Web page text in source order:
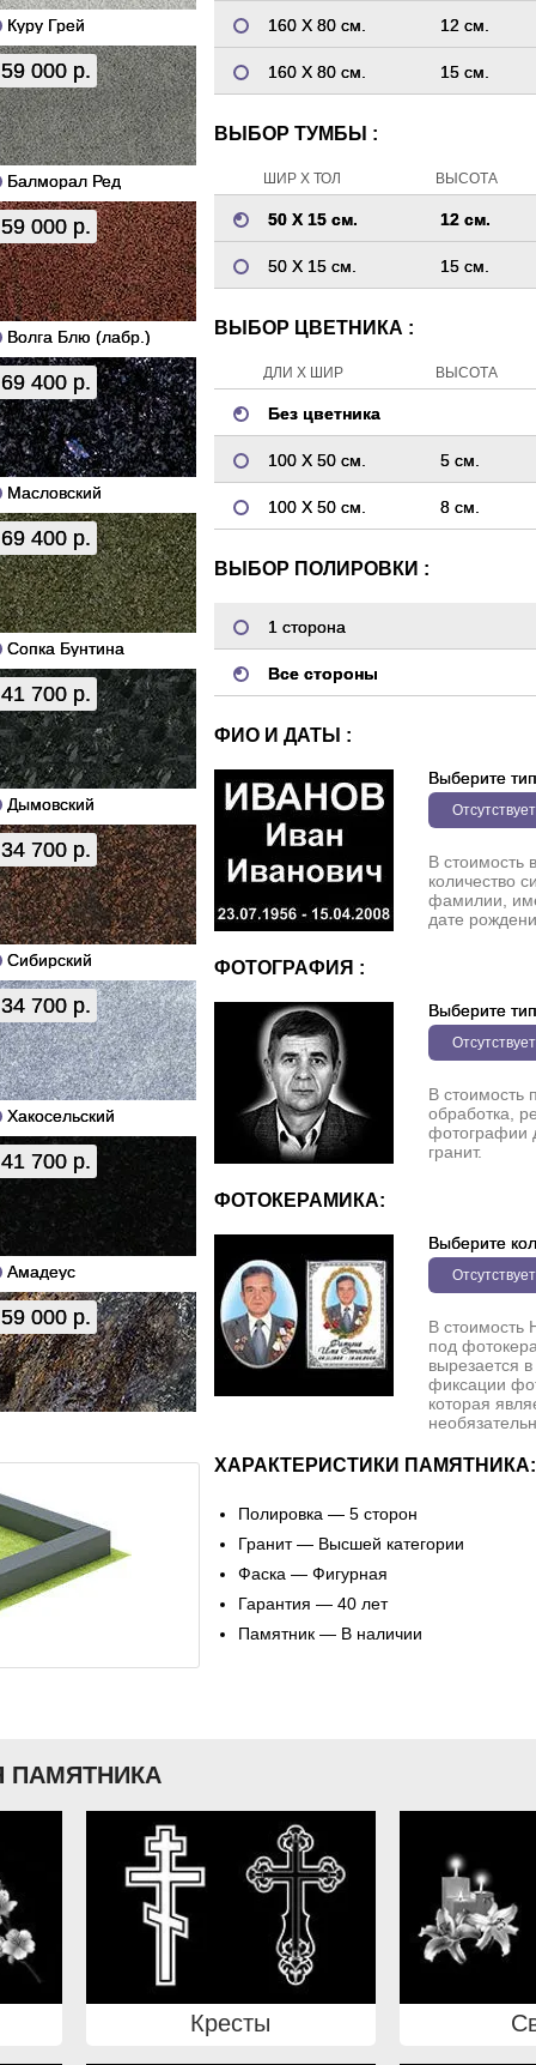
Куру Грей
59 000 р.
Балморал Ред
59 000 р.
Волга Блю (лабр.)
69 400 р.
Масловский
69 400 р.
Сопка Бунтина
41 700 р.
Дымовский
34 700 р.
Сибирский
34 700 р.
Хакосельский
41 700 р.
Амадеус
59 000 р.
160 Х 80 см. 12 см.
160 Х 80 см. 15 см.
ВЫБОР ТУМБЫ :
ШИР Х ТОЛ ВЫСОТА
50 Х 15 см. 12 см.
50 Х 15 см. 15 см.
ВЫБОР ЦВЕТНИКА :
ДЛИ Х ШИР ВЫСОТА
Без цветника
100 Х 50 см. 5 см.
100 Х 50 см. 8 см.
ВЫБОР ПОЛИРОВКИ :
1 сторона
Все стороны
ФИО И ДАТЫ :
Выберите тип
Отсутствует
В стоимость
количество
фамилии,
дате
ФОТОГРАФИЯ :
Выберите тип
Отсутствует
В стоимость
обработка,
фотографии
гранит.
ФОТОКЕРАМИКА:
Выберите
Отсутствует
В стоимость
под
вырезается
фиксации
которая
ХАРАКТЕРИСТИКИ ПАМЯТНИКА:
Полировка — 5 сторон
Гранит — Высшей категории
Фаска — Фигурная
Гарантия — 40 лет
Памятник — В наличии
ПАМЯТНИКА
Кресты